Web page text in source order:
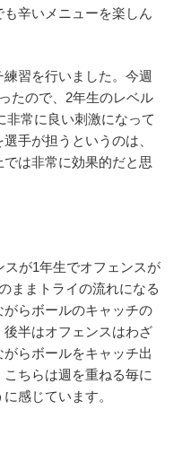
辛いメニューを楽しん
習を行いました。今週
たので、2年生のレベル
非常に良い刺激になって
手が担うというのは、
は非常に効果的だと思
が1年生でオフェンスが
ままトライの流れになる
らボールのキャッチの
半はオフェンスはわざ
らボールをキャッチ出
ちらは週を重ねる毎に
感じています。